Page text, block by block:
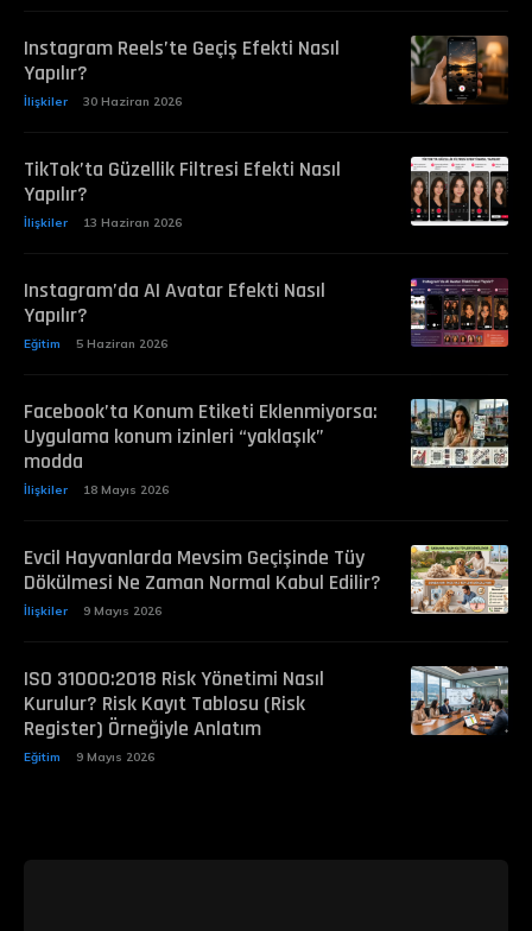
Instagram Reels’te Geçiş Efekti Nasıl
Yapılır?
İlişkiler 30 Haziran 2026
TikTok’ta Güzellik Filtresi Efekti Nasıl
Yapılır?
İlişkiler 13 Haziran 2026
Instagram’da AI Avatar Efekti Nasıl
Yapılır?
Eğitim 5 Haziran 2026
Facebook’ta Konum Etiketi Eklenmiyorsa:
Uygulama konum izinleri “yaklaşık”
modda
İlişkiler 18 Mayıs 2026
Evcil Hayvanlarda Mevsim Geçişinde Tüy
Dökülmesi Ne Zaman Normal Kabul Edilir?
İlişkiler 9 Mayıs 2026
ISO 31000:2018 Risk Yönetimi Nasıl
Kurulur? Risk Kayıt Tablosu (Risk
Register) Örneğiyle Anlatım
Eğitim 9 Mayıs 2026